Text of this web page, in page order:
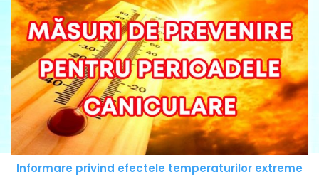
Informare privind efectele temperaturilor extreme